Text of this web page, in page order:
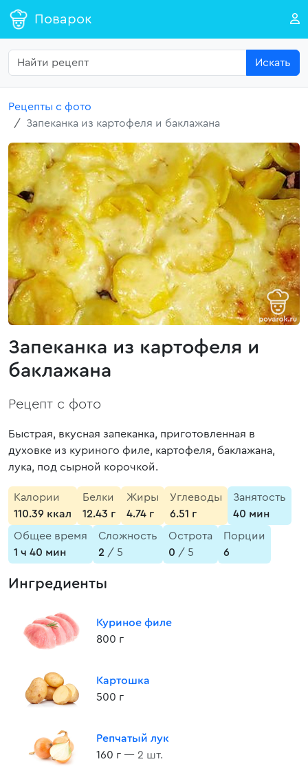
Поварок
Искать
Рецепты с фото
Запеканка из картофеля и баклажана
Запеканка из картофеля и
баклажана
Рецепт с фото
Быстрая, вкусная запеканка, приготовленная в
духовке из куриного филе, картофеля, баклажана,
лука, под сырной корочкой.
Калории
110.39 ккал
Белки
12.43 г
Жиры
4.74 г
Углеводы
6.51 г
Занятость
40 мин
Общее время
1 ч 40 мин
Сложность
2 / 5
Острота
0 / 5
Порции
6
Ингредиенты
Куриное филе
800 г
Картошка
500 г
Репчатый лук
160 г — 2 шт.